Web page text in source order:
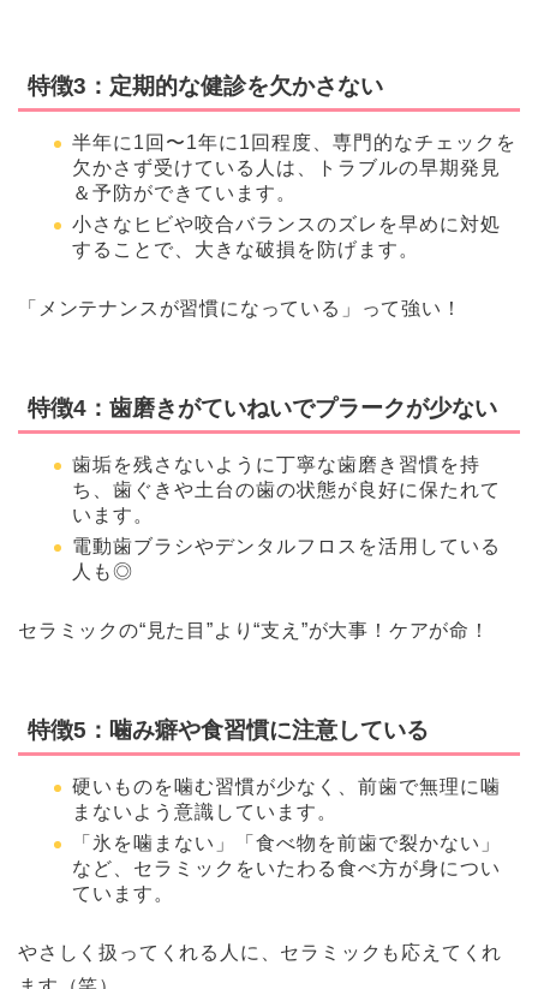
特徴3：定期的な健診を欠かさない
半年に1回〜1年に1回程度、専門的なチェックを
欠かさず受けている人は、トラブルの早期発見
＆予防ができています。
小さなヒビや咬合バランスのズレを早めに対処
することで、大きな破損を防げます。
「メンテナンスが習慣になっている」って強い！
特徴4：歯磨きがていねいでプラークが少ない
歯垢を残さないように丁寧な歯磨き習慣を持
ち、歯ぐきや土台の歯の状態が良好に保たれて
います。
電動歯ブラシやデンタルフロスを活用している
人も◎
セラミックの“見た目”より“支え”が大事！ケアが命！
特徴5：噛み癖や食習慣に注意している
硬いものを噛む習慣が少なく、前歯で無理に噛
まないよう意識しています。
「氷を噛まない」「食べ物を前歯で裂かない」
など、セラミックをいたわる食べ方が身につい
ています。
やさしく扱ってくれる人に、セラミックも応えてくれ